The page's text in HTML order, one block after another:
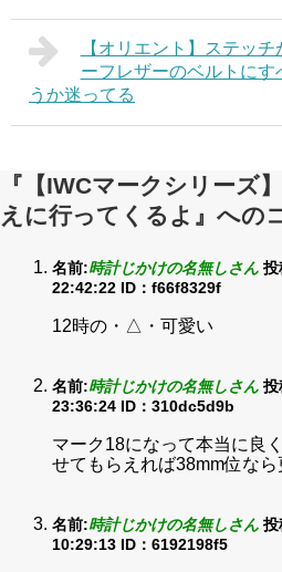
【オリエント】ステッ
ーフレザーのベルトにす
うか迷ってる
『【IWCマークシリーズ
えに行ってくるよ』への
名前:時計じかけの名無しさん 投
22:42:22 ID：f66f8329f
12時の・△・可愛い
名前:時計じかけの名無しさん 投
23:36:24 ID：310dc5d9b
マーク18になって本当に良
せてもらえれば38mm位なら
名前:時計じかけの名無しさん 投
10:29:13 ID：6192198f5